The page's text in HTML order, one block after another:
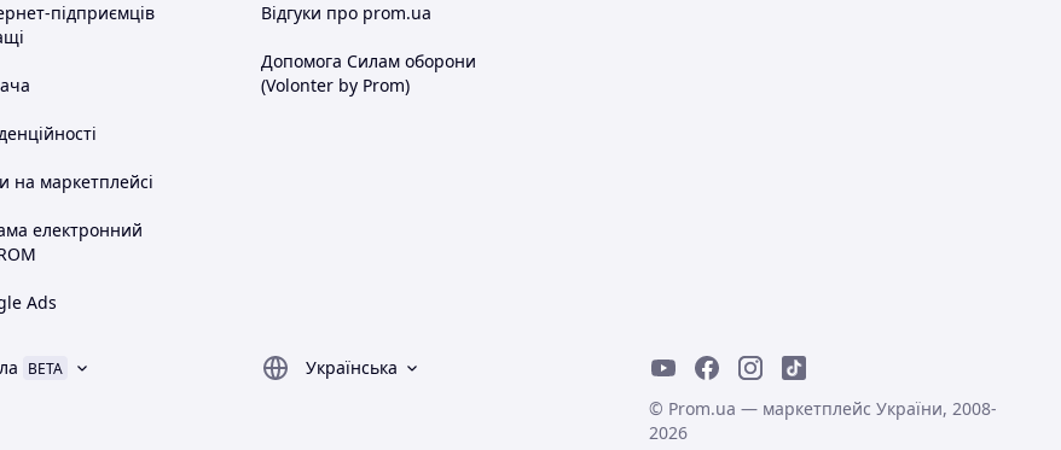
підприємців
на маркетплейсі
електронний
Ads
Відгуки про prom.ua
Допомога Силам оборони
(Volonter by Prom)
BETA
Українська
© Prom.ua — маркетплейс України, 2008-
2026